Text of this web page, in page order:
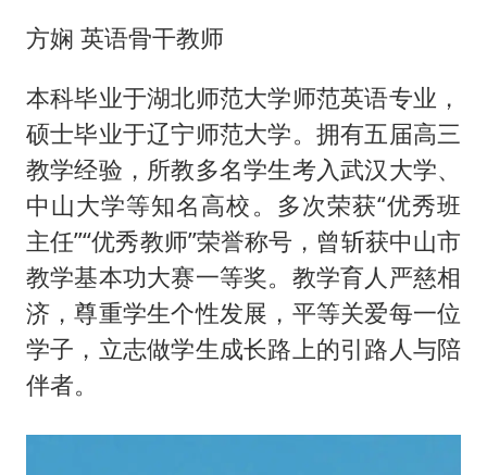
方娴 英语骨干教师
本科毕业于湖北师范大学师范英语专业，
硕士毕业于辽宁师范大学。拥有五届高三
教学经验，所教多名学生考入武汉大学、
中山大学等知名高校。多次荣获“优秀班
主任”“优秀教师”荣誉称号，曾斩获中山市
教学基本功大赛一等奖。教学育人严慈相
济，尊重学生个性发展，平等关爱每一位
学子，立志做学生成长路上的引路人与陪
伴者。